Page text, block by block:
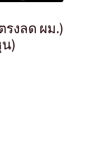
งลด ผม.)
น)